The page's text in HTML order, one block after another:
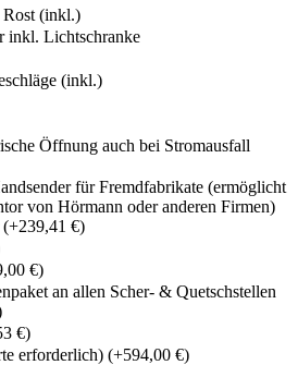
Rost (inkl.)
inkl. Lichtschranke
(inkl.)
Öffnung auch bei Stromausfall
für Fremdfabrikate (ermöglicht
von Hörmann oder anderen Firmen)
(+239,41 €)
€)
an allen Scher- & Quetschstellen
€)
erforderlich) (+594,00 €)